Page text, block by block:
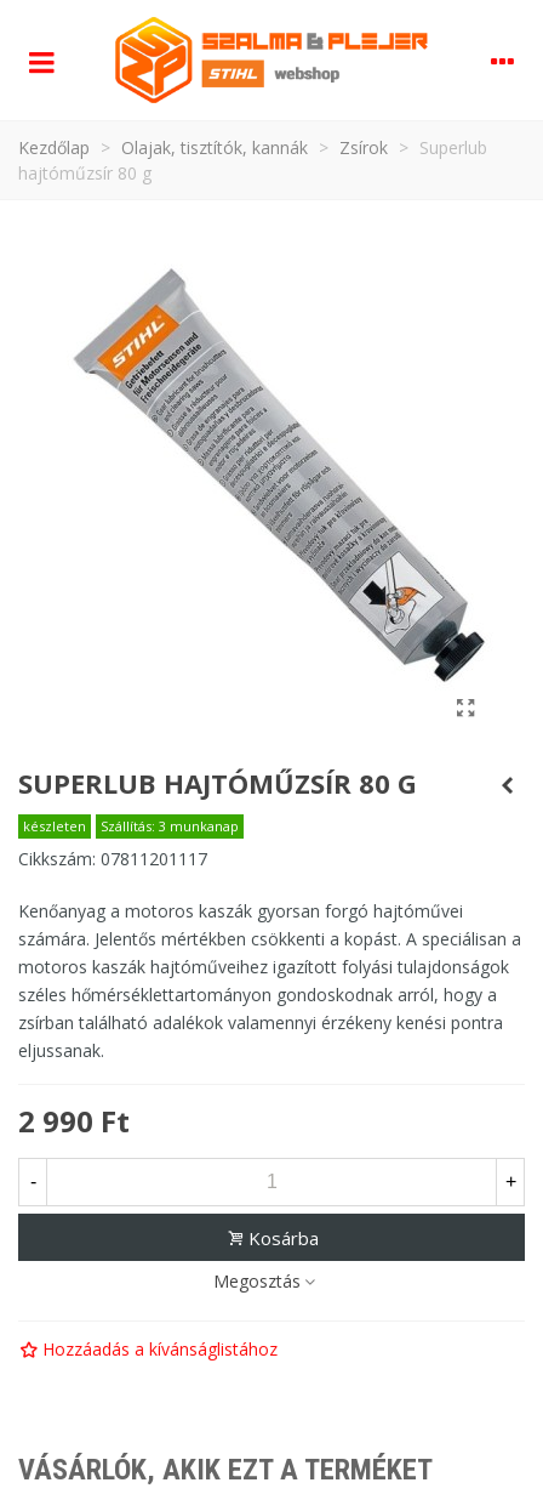
Kezdőlap > Olajak, tisztítók, kannák > Zsírok > Superlub
hajtóműzsír 80 g
SUPERLUB HAJTÓMŰZSÍR 80 G
készleten Szállítás: 3 munkanap
Cikkszám: 07811201117
Kenőanyag a motoros kaszák gyorsan forgó hajtóművei
számára. Jelentős mértékben csökkenti a kopást. A speciálisan a
motoros kaszák hajtóműveihez igazított folyási tulajdonságok
széles hőmérséklettartományon gondoskodnak arról, hogy a
zsírban található adalékok valamennyi érzékeny kenési pontra
eljussanak.
2 990 Ft
- +
Kosárba
Megosztás
Hozzáadás a kívánságlistához
VÁSÁRLÓK, AKIK EZT A TERMÉKET